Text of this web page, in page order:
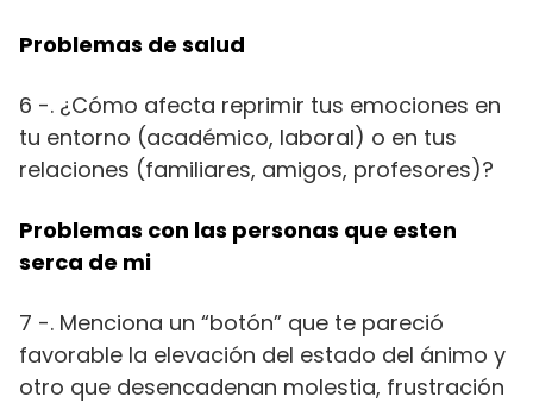
Problemas de salud
6 -. ¿Cómo afecta reprimir tus emociones en
tu entorno (académico, laboral) o en tus
relaciones (familiares, amigos, profesores)?
Problemas con las personas que esten
serca de mi
7 -. Menciona un “botón” que te pareció
favorable la elevación del estado del ánimo y
otro que desencadenan molestia, frustración